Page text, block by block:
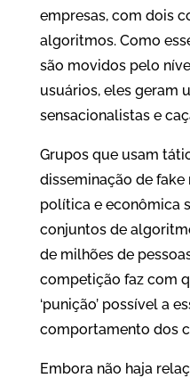
empresas, com dois
algoritmos. Como
são movidos pelo
usuários, eles geram
sensacionalistas e
Grupos que usam
disseminação de
política e econômica
conjuntos de
de milhões de
competição faz com
‘punição’ possível a
comportamento dos
Embora não haja